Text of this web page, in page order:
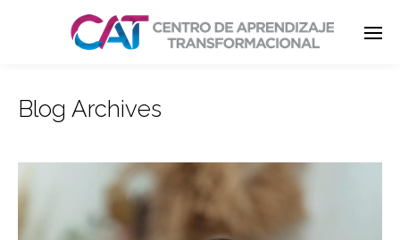
Enter tracking ID
Blog Archives